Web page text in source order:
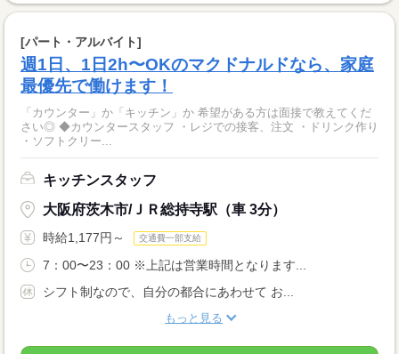
[パート・アルバイト]
週1日、1日2h〜OKのマクドナルドなら、家庭
最優先で働けます！
「カウンター」か「キッチン」か 希望がある方は面接で教えてくだ
さい◎ ◆カウンタースタッフ ・レジでの接客、注文 ・ドリンク作り
・ソフトクリー...
キッチンスタッフ
大阪府茨木市/ＪＲ総持寺駅（車 3分）
時給1,177円～ 交通費一部支給
7：00〜23：00 ※上記は営業時間となります...
シフト制なので、自分の都合にあわせて お...
もっと見る